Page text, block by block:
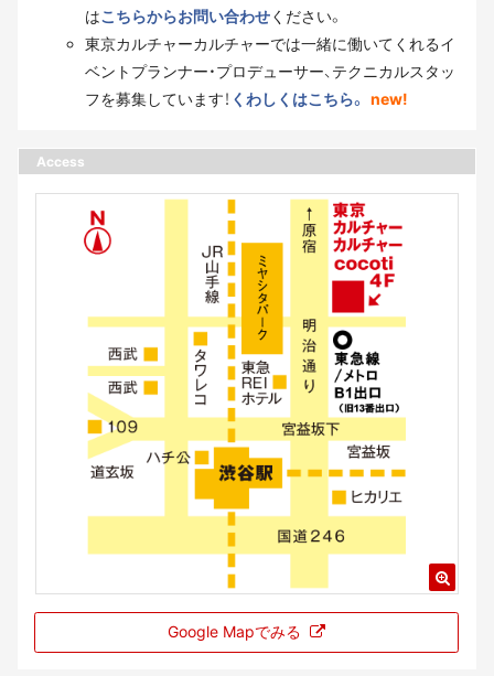
はこちらからお問い合わせください。
東京カルチャーカルチャーでは一緒に働いてくれるイ
ベントプランナー・プロデューサー、テクニカルスタッ
フを募集しています！ くわしくはこちら。 new!
Access
Google Mapでみる